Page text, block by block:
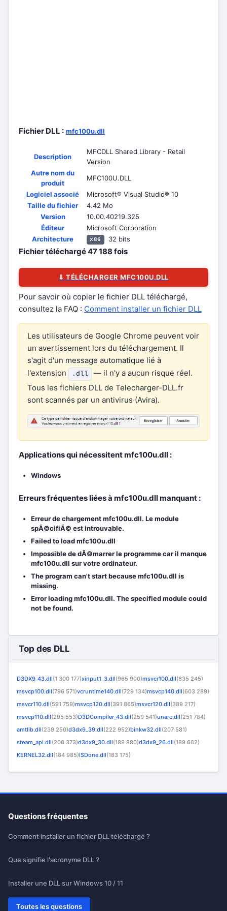
Fichier DLL : mfc100u.dll
Description
MFCDLL Shared Library - Retail
Version
Autre nom du
produit
MFC100U.DLL
Logiciel associé
Microsoft® Visual Studio® 10
Taille du fichier
4.42 Mo
Version
10.00.40219.325
Éditeur
Microsoft Corporation
Architecture
x86 32 bits
Fichier téléchargé47 188 fois
⇓ TÉLÉCHARGER MFC100U.DLL
Pour savoir où copier le fichier DLL téléchargé,
consultez la FAQ : Comment installer un fichier DLL
Les utilisateurs de Google Chrome peuvent voir
un avertissement lors du téléchargement. Il
s'agit d'un message automatique lié à
l'extension
.dll
— il n'y a aucun risque réel.
Tous les fichiers DLL de Telecharger-DLL.fr
sont scannés par un antivirus (Avira).
Applications qui nécessitent mfc100u.dll :
Windows
Erreurs fréquentes liées à mfc100u.dll manquant :
Erreur de chargement mfc100u.dll. Le module
spÃ©cifiÃ© est introuvable.
Failed to load mfc100u.dll
Impossible de dÃ©marrer le programme car il manque
mfc100u.dll sur votre ordinateur.
The program can't start because mfc100u.dll is
missing.
Error loading mfc100u.dll. The specified module could
not be found.
Top des DLL
D3DX9_43.dll(1 300 177)xinput1_3.dll(965 900)msvcr100.dll(835 245)
msvcp100.dll(796 571)vcruntime140.dll(729 134)msvcp140.dll(603 289)
msvcr110.dll(591 759)msvcp120.dll(391 865)msvcr120.dll(389 217)
msvcp110.dll(295 553)D3DCompiler_43.dll(259 541)unarc.dll(251 784)
amtlib.dll(239 250)d3dx9_39.dll(222 952)binkw32.dll(207 581)
steam_api.dll(206 373)d3dx9_30.dll(189 880)d3dx9_26.dll(189 662)
KERNEL32.dll(184 985)ISDone.dll(183 175)
Questions fréquentes
Comment installer un fichier DLL téléchargé ?
Que signifie l'acronyme DLL ?
Installer une DLL sur Windows 10 / 11
Toutes les questions